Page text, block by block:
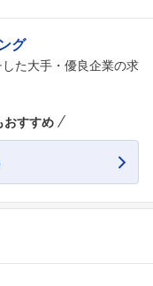
グ
た大手・優良企業の求
おすすめ